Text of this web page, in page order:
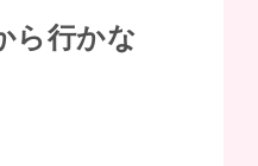
ら行かな